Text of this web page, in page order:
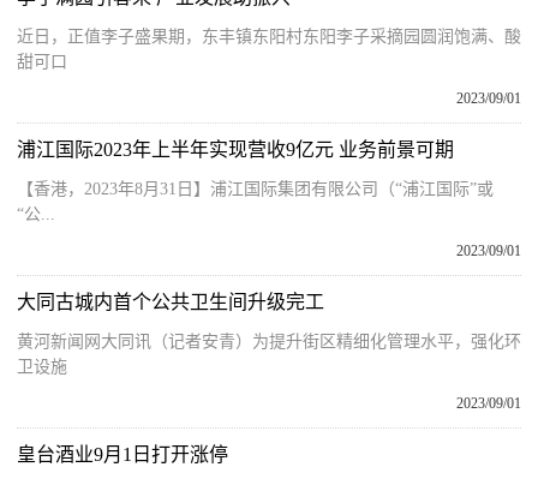
近日，正值李子盛果期，东丰镇东阳村东阳李子采摘园圆润饱满、酸
甜可口
2023/09/01
浦江国际2023年上半年实现营收9亿元 业务前景可期
【香港，2023年8月31日】浦江国际集团有限公司（“浦江国际”或
“公...
2023/09/01
大同古城内首个公共卫生间升级完工
黄河新闻网大同讯（记者安青）为提升街区精细化管理水平，强化环
卫设施
2023/09/01
皇台酒业9月1日打开涨停